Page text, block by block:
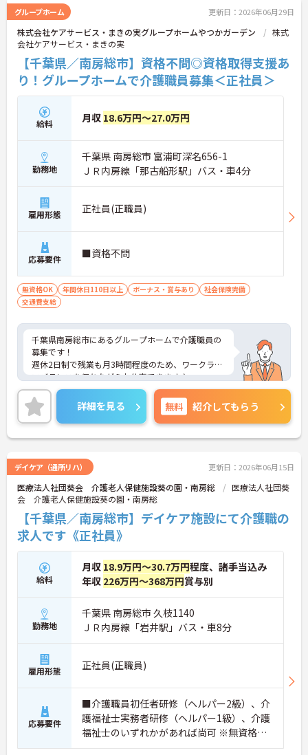
グループホーム 更新日：2026年06月29日
株式会社ケアサービス・まきの実グループホームやつかガーデン
株式
会社ケアサービス・まきの実
【千葉県／南房総市】資格不問◎資格取得支援あ
り！グループホームで介護職員募集＜正社員＞
給料 月収 18.6万円～27.0万円
勤務地
千葉県 南房総市 富浦町深名656-1
ＪＲ内房線「那古船形駅」バス・車4分
雇用形態 正社員(正職員)
応募要件 ■資格不問
無資格OK 年間休日110日以上 ボーナス・賞与あり
社会保険完備
交通費支給
千葉県南房総市にあるグループホームで介護職員の
募集です！
週休2日制で残業も月3時間程度のため、ワークライ
フバランスを保ちながらお仕事できます♪
また、無資格OK！資格取得支援があるため、働きな
がらキャリアアップも可能です！
ご興味ある方は面接ポイントをお伝えしますので、
お気軽にご連絡ください。
詳細を見る 無料 紹介してもらう
デイケア（通所リハ） 更新日：2026年06月15日
医療法人社団葵会 介護老人保健施設葵の園・南房総
医療法人社団葵
会 介護老人保健施設葵の園・南房総
【千葉県／南房総市】デイケア施設にて介護職の
求人です《正社員》
給料
月収 18.9万円～30.7万円程度、諸手当込み
年収 226万円～368万円賞与別
勤務地
千葉県 南房総市 久枝1140
ＪＲ内房線「岩井駅」バス・車8分
雇用形態 正社員(正職員)
応募要件
■介護職員初任者研修（ヘルパー2級）、介
護福祉士実務者研修（ヘルパー1級）、介護
福祉士のいずれかがあれば尚可 ※無資格・
未経験相談可